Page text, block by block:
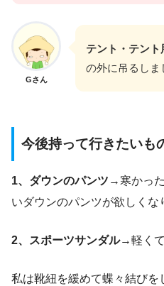
Gさん
テント・テント
の外に吊るしま
今後持って行きたいも
1、ダウンのパンツ →寒かっ
いダウンのパンツが欲しくな
2、スポーツサンダル→軽くて
私は靴紐を緩めて蝶々結びを